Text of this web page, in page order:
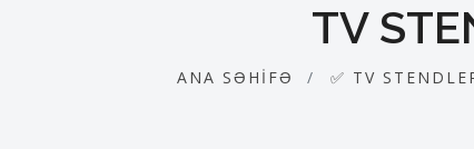
TV
ANA SƏHIFƏ ✅ TV